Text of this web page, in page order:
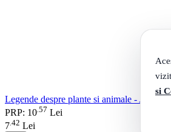
si
Legende despre plante si animale - Alina
PRP: 10 57 Lei
7 42 Lei